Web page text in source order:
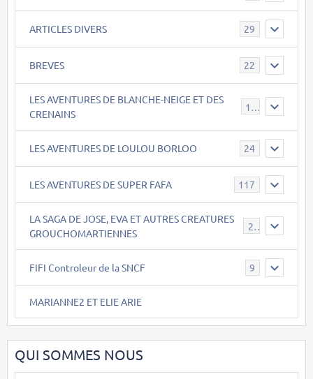
ARTICLES DIVERS 29
BREVES 22
LES AVENTURES DE BLANCHE-NEIGE ET DES
CRENAINS
17
LES AVENTURES DE LOULOU BORLOO 24
LES AVENTURES DE SUPER FAFA 117
LA SAGA DE JOSE, EVA ET AUTRES CREATURES
GROUCHOMARTIENNES
26
FIFI Controleur de la SNCF 9
MARIANNE2 ET ELIE ARIE
QUI SOMMES NOUS